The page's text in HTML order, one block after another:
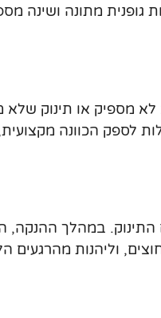
גופנית מתונה ושינה
מספיק או תינוק שלא
לספק הכוונה
במהלך ההנקה,
וליהנות מהרגעים